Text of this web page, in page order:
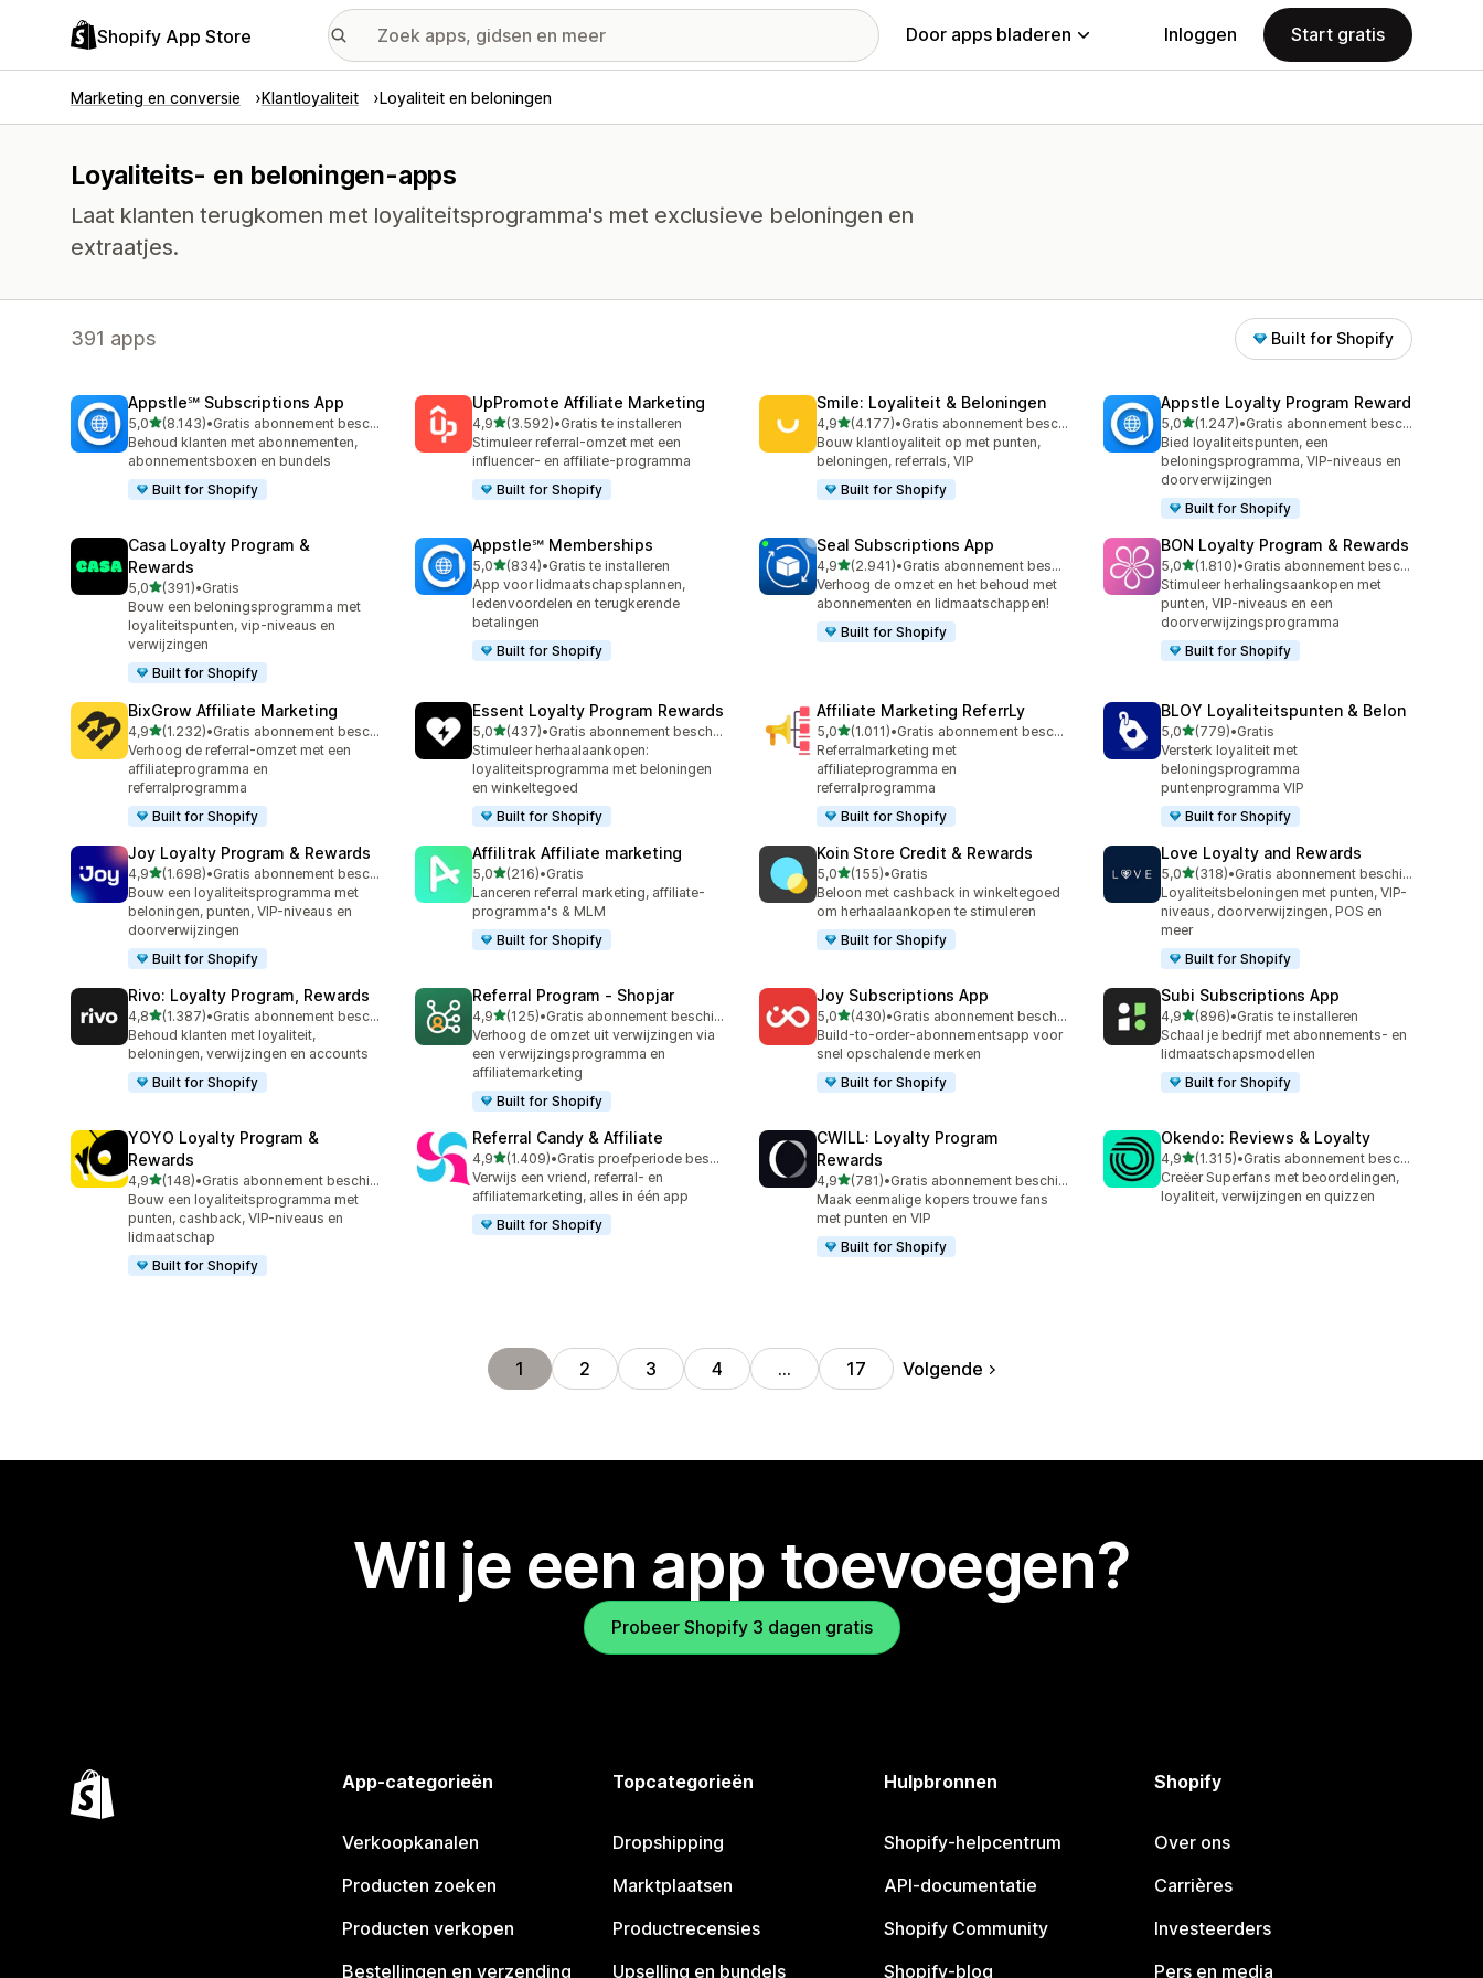
Shopify App Store Door apps bladeren Inloggen Start gratis
Marketing en conversie Klantloyaliteit Loyaliteit en beloningen
Loyaliteits- en beloningen-apps
Laat klanten terugkomen met loyaliteitsprogramma's met exclusieve beloningen en
extraatjes.
391 apps Built for Shopify
Appstle℠ Subscriptions App
5,0van 5 sterren
(8.143)
8143 recensies in totaal
•
Gratis abonnement beschikbaar
Behoud klanten met abonnementen,
abonnementsboxen en bundels
Built for Shopify
UpPromote Affiliate Marketing
4,9van 5 sterren
(3.592)
3592 recensies in totaal
•Gratis te installeren
Stimuleer referral-omzet met een
influencer- en affiliate-programma
Built for Shopify
Smile: Loyaliteit & Beloningen
4,9van 5 sterren
(4.177)
4177 recensies in totaal
•
Gratis abonnement beschikbaar
Bouw klantloyaliteit op met punten,
beloningen, referrals, VIP
Built for Shopify
Appstle Loyalty Program Reward
5,0van 5 sterren
(1.247)
1247 recensies in totaal
•
Gratis abonnement beschikbaar
Bied loyaliteitspunten, een
beloningsprogramma, VIP-niveaus en
doorverwijzingen
Built for Shopify
Casa Loyalty Program &
Rewards
5,0van 5 sterren
(391)
391 recensies in totaal
•Gratis
Bouw een beloningsprogramma met
loyaliteitspunten, vip-niveaus en
verwijzingen
Built for Shopify
Appstle℠ Memberships
5,0van 5 sterren
(834)
834 recensies in totaal
•Gratis te installeren
App voor lidmaatschapsplannen,
ledenvoordelen en terugkerende
betalingen
Built for Shopify
Seal Subscriptions App
4,9van 5 sterren
(2.941)
2941 recensies in totaal
•
Gratis abonnement beschikbaar
Verhoog de omzet en het behoud met
abonnementen en lidmaatschappen!
Built for Shopify
BON Loyalty Program & Rewards
5,0van 5 sterren
(1.810)
1810 recensies in totaal
•
Gratis abonnement beschikbaar
Stimuleer herhalingsaankopen met
punten, VIP-niveaus en een
doorverwijzingsprogramma
Built for Shopify
BixGrow Affiliate Marketing
4,9van 5 sterren
(1.232)
1232 recensies in totaal
•
Gratis abonnement beschikbaar
Verhoog de referral-omzet met een
affiliateprogramma en
referralprogramma
Built for Shopify
Essent Loyalty Program Rewards
5,0van 5 sterren
(437)
437 recensies in totaal
•
Gratis abonnement beschikbaar
Stimuleer herhaalaankopen:
loyaliteitsprogramma met beloningen
en winkeltegoed
Built for Shopify
Affiliate Marketing ReferrLy
5,0van 5 sterren
(1.011)
1011 recensies in totaal
•
Gratis abonnement beschikbaar
Referralmarketing met
affiliateprogramma en
referralprogramma
Built for Shopify
BLOY Loyaliteitspunten & Belon
5,0van 5 sterren
(779)
779 recensies in totaal
•Gratis
Versterk loyaliteit met
beloningsprogramma
puntenprogramma VIP
Built for Shopify
Joy Loyalty Program & Rewards
4,9van 5 sterren
(1.698)
1698 recensies in totaal
•
Gratis abonnement beschikbaar
Bouw een loyaliteitsprogramma met
beloningen, punten, VIP-niveaus en
doorverwijzingen
Built for Shopify
Affilitrak Affiliate marketing
5,0van 5 sterren
(216)
216 recensies in totaal
•Gratis
Lanceren referral marketing, affiliate-
programma's & MLM
Built for Shopify
Koin Store Credit & Rewards
5,0van 5 sterren
(155)
155 recensies in totaal
•Gratis
Beloon met cashback in winkeltegoed
om herhaalaankopen te stimuleren
Built for Shopify
Love Loyalty and Rewards
5,0van 5 sterren
(318)
318 recensies in totaal
•
Gratis abonnement beschikbaar
Loyaliteitsbeloningen met punten, VIP-
niveaus, doorverwijzingen, POS en
meer
Built for Shopify
Rivo: Loyalty Program, Rewards
4,8van 5 sterren
(1.387)
1387 recensies in totaal
•
Gratis abonnement beschikbaar
Behoud klanten met loyaliteit,
beloningen, verwijzingen en accounts
Built for Shopify
Referral Program ‑ Shopjar
4,9van 5 sterren
(125)
125 recensies in totaal
•
Gratis abonnement beschikbaar
Verhoog de omzet uit verwijzingen via
een verwijzingsprogramma en
affiliatemarketing
Built for Shopify
Joy Subscriptions App
5,0van 5 sterren
(430)
430 recensies in totaal
•
Gratis abonnement beschikbaar
Build-to-order-abonnementsapp voor
snel opschalende merken
Built for Shopify
Subi Subscriptions App
4,9van 5 sterren
(896)
896 recensies in totaal
•Gratis te installeren
Schaal je bedrijf met abonnements- en
lidmaatschapsmodellen
Built for Shopify
YOYO Loyalty Program &
Rewards
4,9van 5 sterren
(148)
148 recensies in totaal
•
Gratis abonnement beschikbaar
Bouw een loyaliteitsprogramma met
punten, cashback, VIP-niveaus en
lidmaatschap
Built for Shopify
Referral Candy & Affiliate
4,9van 5 sterren
(1.409)
1409 recensies in totaal
•
Gratis proefperiode beschikbaar
Verwijs een vriend, referral- en
affiliatemarketing, alles in één app
Built for Shopify
CWILL: Loyalty Program
Rewards
4,9van 5 sterren
(781)
781 recensies in totaal
•
Gratis abonnement beschikbaar
Maak eenmalige kopers trouwe fans
met punten en VIP
Built for Shopify
Okendo: Reviews & Loyalty
4,9van 5 sterren
(1.315)
1315 recensies in totaal
•
Gratis abonnement beschikbaar
Creëer Superfans met beoordelingen,
loyaliteit, verwijzingen en quizzen
1 2 3 4 … 17 Volgende
Wil je een app toevoegen?
Probeer Shopify 3 dagen gratis
App-categorieën
Verkoopkanalen
Producten zoeken
Producten verkopen
Bestellingen en verzending
Topcategorieën
Dropshipping
Marktplaatsen
Productrecensies
Upselling en bundels
Hulpbronnen
Shopify-helpcentrum
API-documentatie
Shopify Community
Shopify-blog
Shopify
Over ons
Carrières
Investeerders
Pers en media